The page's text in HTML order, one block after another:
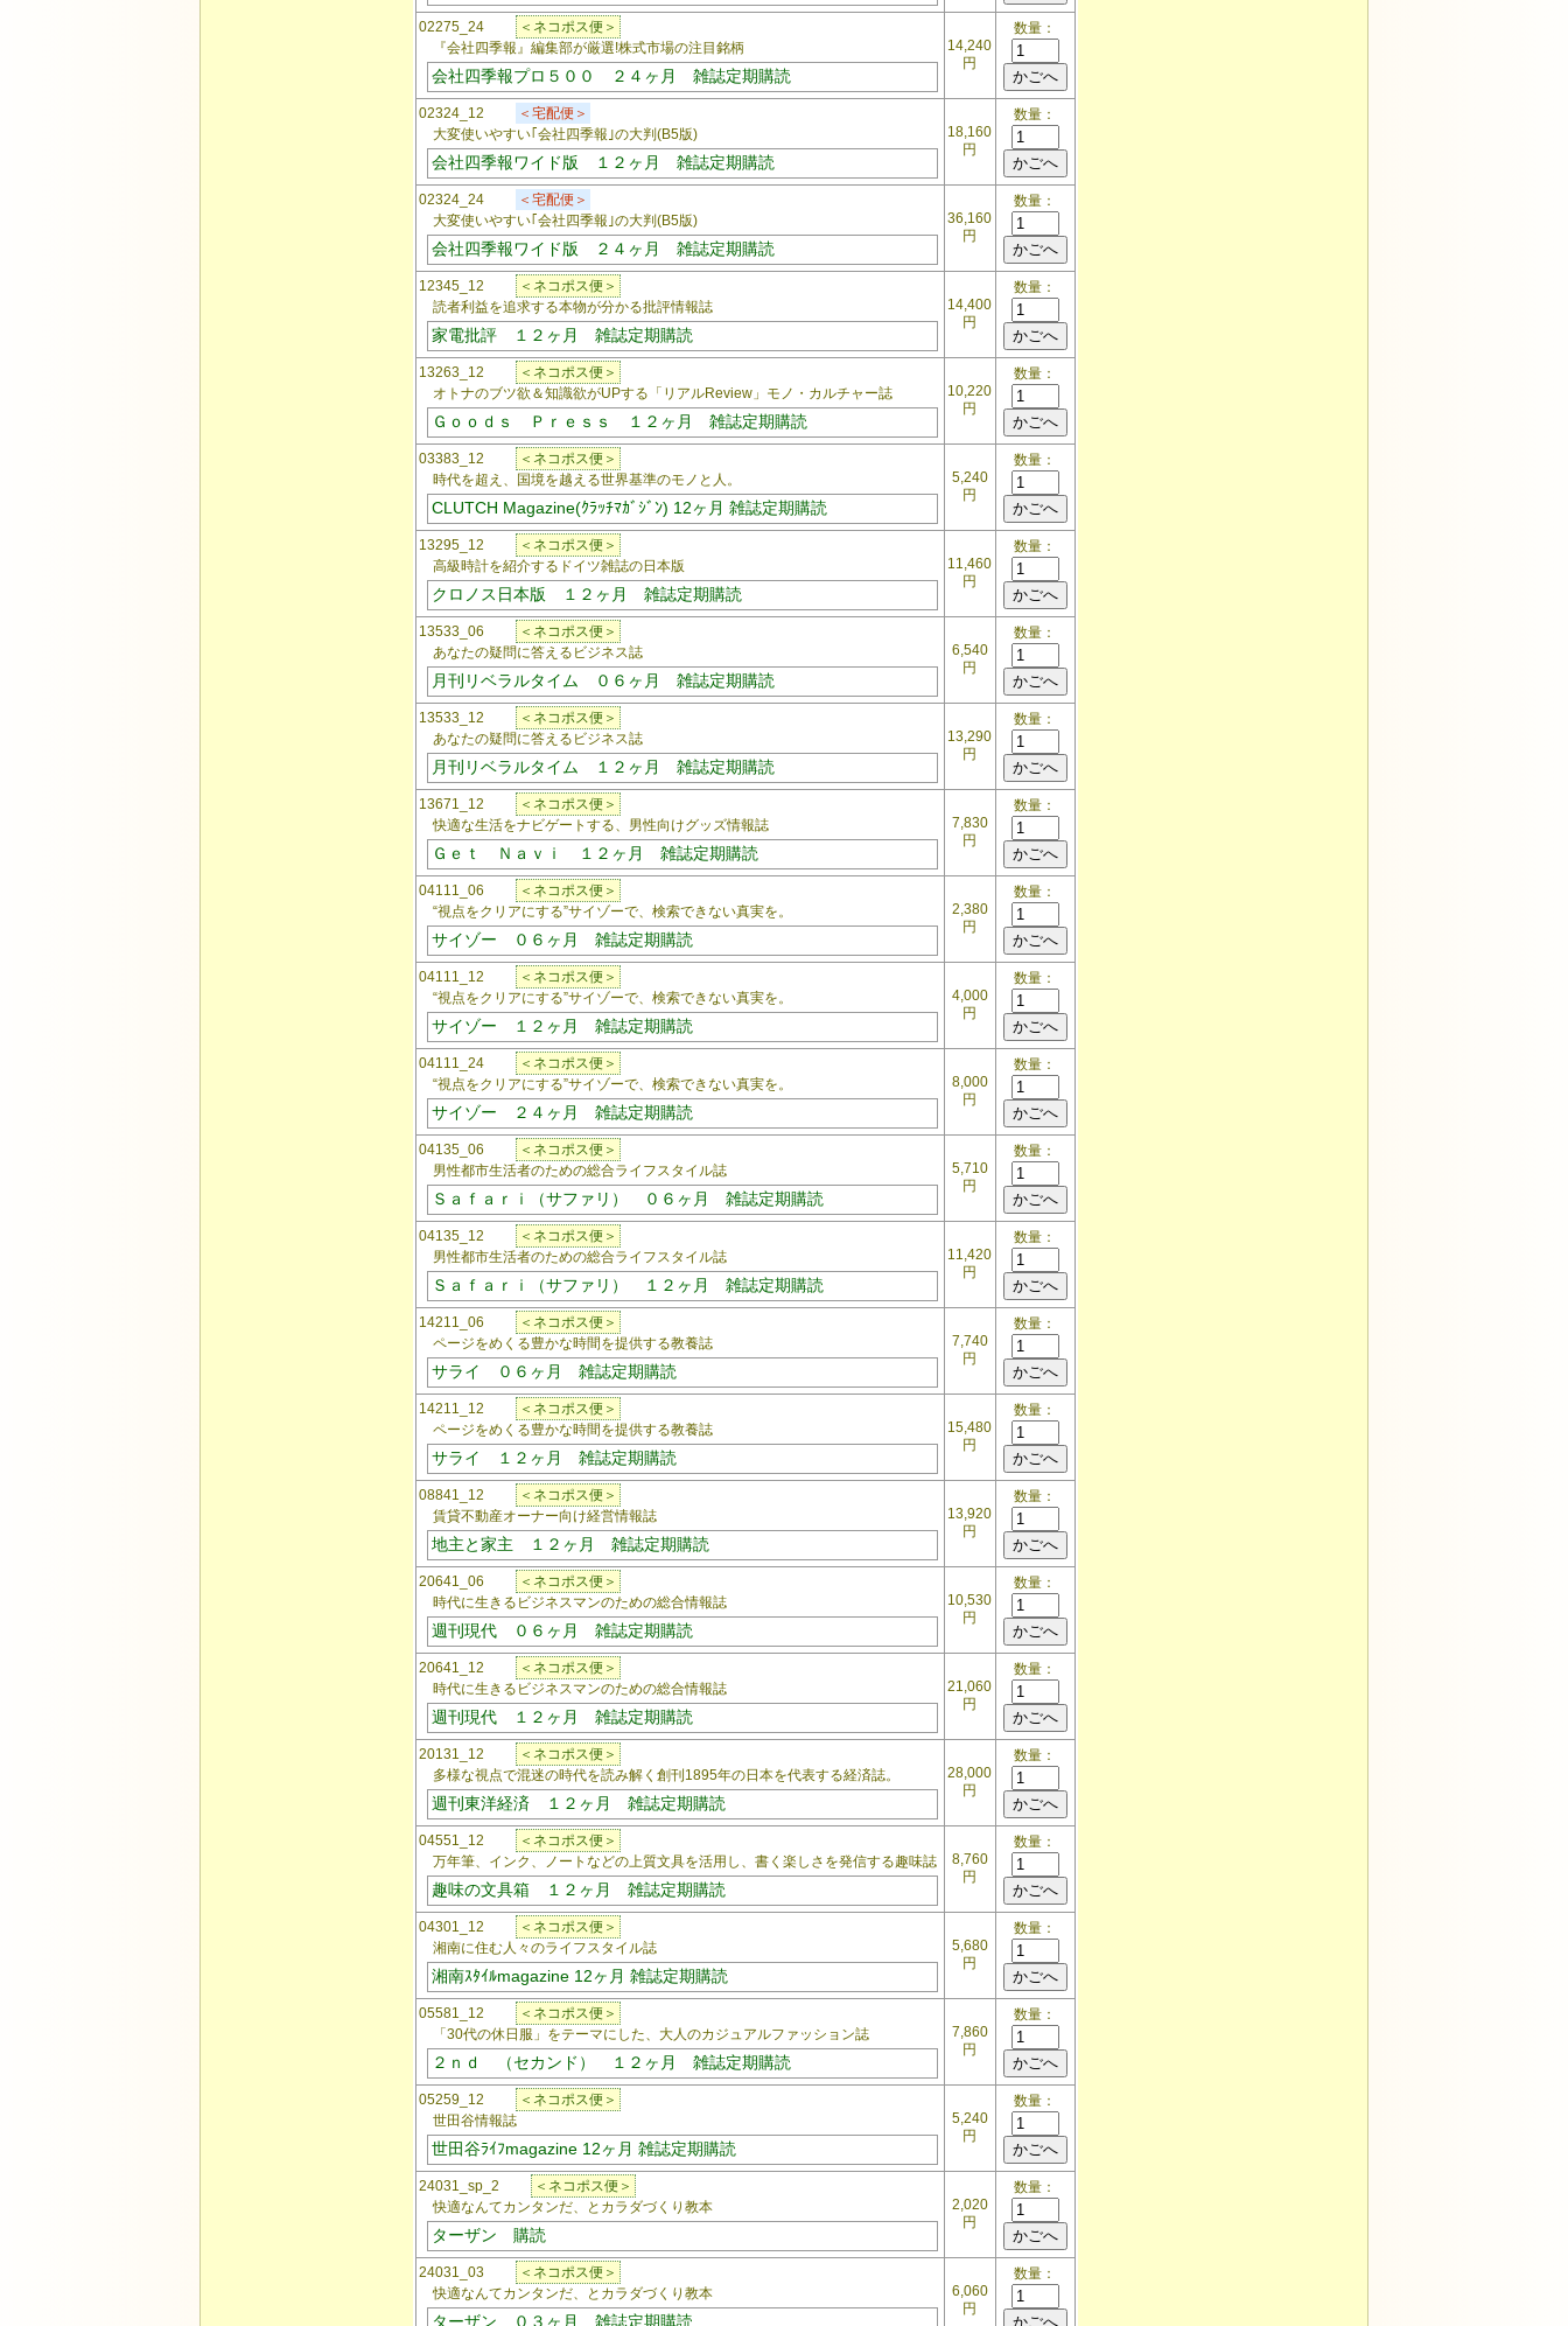
02275_24
＜ネコポス便＞
『会社四季報』編集部が厳選!株式市場の注目銘柄
会社四季報プロ５００ ２４ヶ月 雑誌定期購読
14,240
円
数量：
02324_12
＜宅配便＞
大変使いやすい｢会社四季報｣の大判(B5版)
会社四季報ワイド版 １２ヶ月 雑誌定期購読
18,160
円
数量：
02324_24
＜宅配便＞
大変使いやすい｢会社四季報｣の大判(B5版)
会社四季報ワイド版 ２４ヶ月 雑誌定期購読
36,160
円
数量：
12345_12
＜ネコポス便＞
読者利益を追求する本物が分かる批評情報誌
家電批評 １２ヶ月 雑誌定期購読
14,400
円
数量：
13263_12
＜ネコポス便＞
オトナのブツ欲＆知識欲がUPする「リアルReview」モノ・カルチャー誌
Ｇｏｏｄｓ Ｐｒｅｓｓ １２ヶ月 雑誌定期購読
10,220
円
数量：
03383_12
＜ネコポス便＞
時代を超え、国境を越える世界基準のモノと人。
CLUTCH Magazine(ｸﾗｯﾁﾏｶﾞｼﾞﾝ) 12ヶ月 雑誌定期購読
5,240
円
数量：
13295_12
＜ネコポス便＞
高級時計を紹介するドイツ雑誌の日本版
クロノス日本版 １２ヶ月 雑誌定期購読
11,460
円
数量：
13533_06
＜ネコポス便＞
あなたの疑問に答えるビジネス誌
月刊リベラルタイム ０６ヶ月 雑誌定期購読
6,540
円
数量：
13533_12
＜ネコポス便＞
あなたの疑問に答えるビジネス誌
月刊リベラルタイム １２ヶ月 雑誌定期購読
13,290
円
数量：
13671_12
＜ネコポス便＞
快適な生活をナビゲートする、男性向けグッズ情報誌
Ｇｅｔ Ｎａｖｉ １２ヶ月 雑誌定期購読
7,830
円
数量：
04111_06
＜ネコポス便＞
“視点をクリアにする”サイゾーで、検索できない真実を。
サイゾー ０６ヶ月 雑誌定期購読
2,380
円
数量：
04111_12
＜ネコポス便＞
“視点をクリアにする”サイゾーで、検索できない真実を。
サイゾー １２ヶ月 雑誌定期購読
4,000
円
数量：
04111_24
＜ネコポス便＞
“視点をクリアにする”サイゾーで、検索できない真実を。
サイゾー ２４ヶ月 雑誌定期購読
8,000
円
数量：
04135_06
＜ネコポス便＞
男性都市生活者のための総合ライフスタイル誌
Ｓａｆａｒｉ（サファリ） ０６ヶ月 雑誌定期購読
5,710
円
数量：
04135_12
＜ネコポス便＞
男性都市生活者のための総合ライフスタイル誌
Ｓａｆａｒｉ（サファリ） １２ヶ月 雑誌定期購読
11,420
円
数量：
14211_06
＜ネコポス便＞
ページをめくる豊かな時間を提供する教養誌
サライ ０６ヶ月 雑誌定期購読
7,740
円
数量：
14211_12
＜ネコポス便＞
ページをめくる豊かな時間を提供する教養誌
サライ １２ヶ月 雑誌定期購読
15,480
円
数量：
08841_12
＜ネコポス便＞
賃貸不動産オーナー向け経営情報誌
地主と家主 １２ヶ月 雑誌定期購読
13,920
円
数量：
20641_06
＜ネコポス便＞
時代に生きるビジネスマンのための総合情報誌
週刊現代 ０６ヶ月 雑誌定期購読
10,530
円
数量：
20641_12
＜ネコポス便＞
時代に生きるビジネスマンのための総合情報誌
週刊現代 １２ヶ月 雑誌定期購読
21,060
円
数量：
20131_12
＜ネコポス便＞
多様な視点で混迷の時代を読み解く創刊1895年の日本を代表する経済誌。
週刊東洋経済 １２ヶ月 雑誌定期購読
28,000
円
数量：
04551_12
＜ネコポス便＞
万年筆、インク、ノートなどの上質文具を活用し、書く楽しさを発信する趣味誌
趣味の文具箱 １２ヶ月 雑誌定期購読
8,760
円
数量：
04301_12
＜ネコポス便＞
湘南に住む人々のライフスタイル誌
湘南ｽﾀｲﾙmagazine 12ヶ月 雑誌定期購読
5,680
円
数量：
05581_12
＜ネコポス便＞
「30代の休日服」をテーマにした、大人のカジュアルファッション誌
２ｎｄ （セカンド） １２ヶ月 雑誌定期購読
7,860
円
数量：
05259_12
＜ネコポス便＞
世田谷情報誌
世田谷ﾗｲﾌmagazine 12ヶ月 雑誌定期購読
5,240
円
数量：
24031_sp_2
＜ネコポス便＞
快適なんてカンタンだ、とカラダづくり教本
ターザン 購読
2,020
円
数量：
24031_03
＜ネコポス便＞
快適なんてカンタンだ、とカラダづくり教本
ターザン ０３ヶ月 雑誌定期購読
6,060
円
数量：